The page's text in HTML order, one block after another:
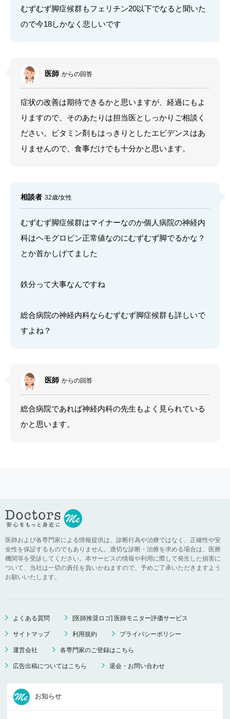
むずむず脚症候群もフェリチン20以下でなると聞いた
ので今18しかなく悲しいです
医師 からの回答
症状の改善は期待できるかと思いますが、経過にもよ
りますので、そのあたりは担当医としっかりご相談く
ださい。ビタミン剤もはっきりとしたエビデンスはあ
りませんので、食事だけでも十分かと思います。
相談者 32歳/女性
むずむず脚症候群はマイナーなのか個人病院の神経内
科はヘモグロビン正常値なのにむずむず脚でるかな？
とか首かしげてました
鉄分って大事なんですね
総合病院の神経内科ならむずむず脚症候群も詳しいで
すよね？
医師 からの回答
総合病院であれば神経内科の先生もよく見られている
かと思います。
医師および各専門家による情報提供は、診断行為や治療ではなく、正確性や安
全性を保証するものでもありません。適切な診断・治療を求める場合は、医療
機関等を受診してください。本サービスの情報や利用に際して発生した損害に
ついて、当社は一切の責任を負いかねますので、予めご了承いただきますよう
お願いいたします。
よくある質問 [医師推奨ロゴ] 医師モニター評価サービス
サイトマップ 利用規約 プライバシーポリシー
運営会社 各専門家のご登録はこちら
広告出稿についてはこちら 退会・お問い合わせ
お知らせ